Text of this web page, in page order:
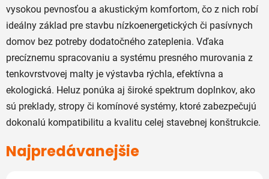
vysokou pevnosťou a akustickým komfortom, čo z nich robí
ideálny základ pre stavbu nízkoenergetických či pasívnych
domov bez potreby dodatočného zateplenia. Vďaka
precíznemu spracovaniu a systému presného murovania z
tenkovrstvovej malty je výstavba rýchla, efektívna a
ekologická. Heluz ponúka aj široké spektrum doplnkov, ako
sú preklady, stropy či komínové systémy, ktoré zabezpečujú
dokonalú kompatibilitu a kvalitu celej stavebnej konštrukcie.
Najpredávanejšie